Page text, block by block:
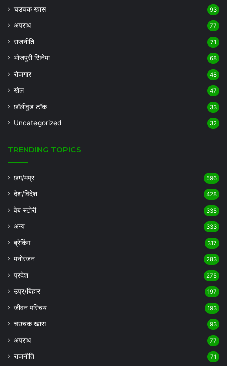
चउचक खास 93
अपराध 77
राजनीति 71
भोजपुरी सिनेमा 68
रोजगार 48
खेल 47
छॉलीवुड टॉक 33
Uncategorized 32
TRENDING TOPICS
छग/मप्र 596
देश/विदेश 428
वेब स्टोरी 335
अन्य 333
ब्रेकिंग 317
मनोरंजन 283
प्रदेश 275
उप्र/बिहार 197
जीवन परिचय 193
चउचक खास 93
अपराध 77
राजनीति 71